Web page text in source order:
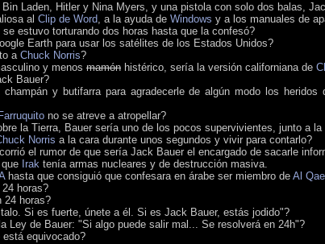
Laden, Hitler y Nina Myers, y una pistola con solo dos balas,
al Clip de Word, a la ayuda de Windows y a los manuales de
estuvo torturando dos horas hasta que la confesó?
Earth para usar los satélites de los Estados Unidos?
a Chuck Norris?
y menos mamón histérico, sería la versión californiana de
Bauer?
y butifarra para agradecerle de algún modo los
Farruquito no se atreve a atropellar?
la Tierra, Bauer sería uno de los pocos supervivientes, junto a la
Norris a la cara durante unos segundos y vivir para contarlo?
el rumor de que sería Jack Bauer el encargado de sacarle
Irak tenía armas nucleares y de destrucción masiva.
hasta que consiguió que confesara en árabe ser miembro de Al
24 horas?
24 horas?
Si es fuerte, únete a él. Si es Jack Bauer, estás jodido"?
Ley de Bauer: "Si algo puede salir mal... Se resolverá en 24h"?
equivocado?